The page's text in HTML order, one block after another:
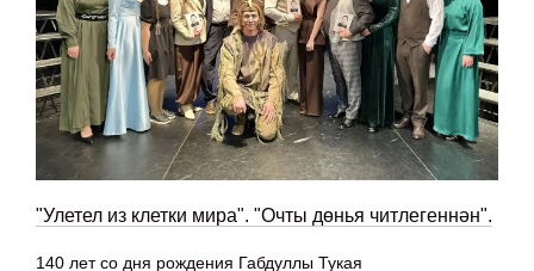
"Улетел из клетки мира". "Очты дөнья читлегеннән".
140 лет со дня рождения Габдуллы Тукая